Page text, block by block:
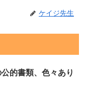
ケイジ先生
的書類、色々あり